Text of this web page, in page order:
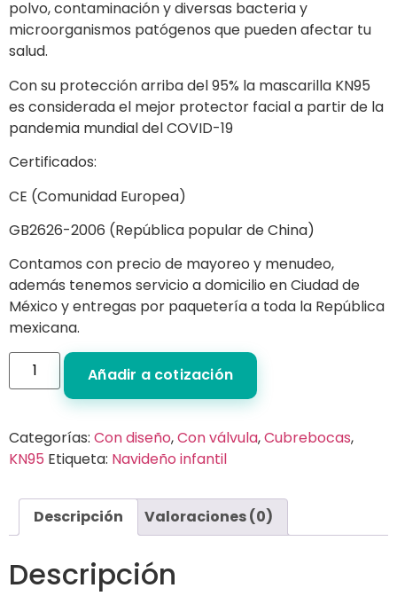
polvo, contaminación y diversas bacteria y
microorganismos patógenos que pueden afectar tu
salud.
Con su protección arriba del 95% la mascarilla KN95
es considerada el mejor protector facial a partir de la
pandemia mundial del COVID-19
Certificados:
CE (Comunidad Europea)
GB2626-2006 (República popular de China)
Contamos con precio de mayoreo y menudeo,
además tenemos servicio a domicilio en Ciudad de
México y entregas por paquetería a toda la República
mexicana.
Añadir a cotización
Categorías: Con diseño,Con válvula,Cubrebocas,
KN95 Etiqueta: Navideño infantil
Descripción Valoraciones (0)
Descripción